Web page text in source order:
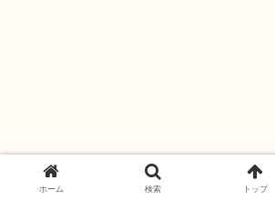
ホーム 検索 トップ